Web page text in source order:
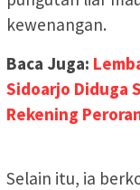
kewenangan.
Baca Juga:
Sidoarjo Diduga
Rekening
Selain itu, ia